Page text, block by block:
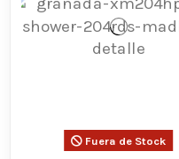
Fuera de Stock